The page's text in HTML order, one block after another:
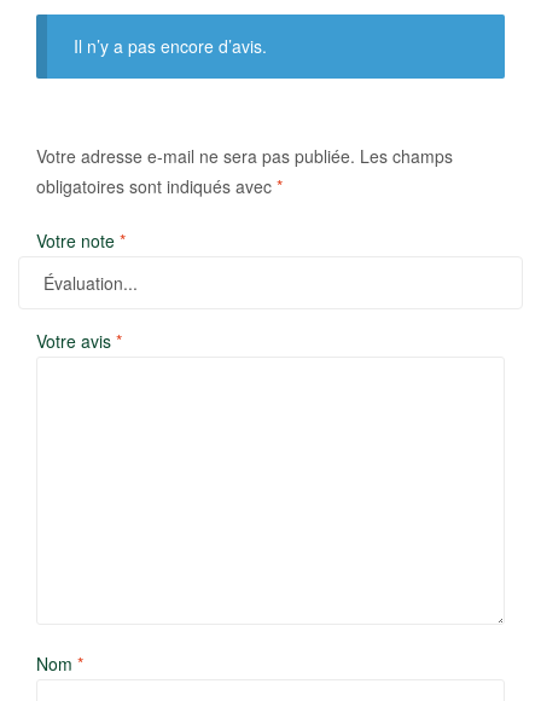
Il n’y a pas encore d’avis.
Votre adresse e-mail ne sera pas publiée. Les champs
obligatoires sont indiqués avec *
Votre note *
Votre avis *
Nom *